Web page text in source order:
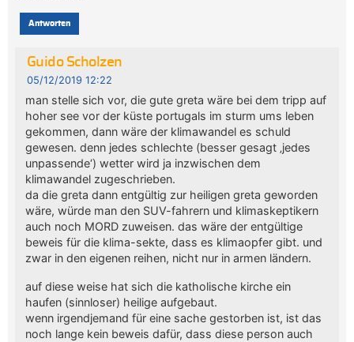
Antworten
Guido Scholzen
05/12/2019 12:22
man stelle sich vor, die gute greta wäre bei dem tripp auf
hoher see vor der küste portugals im sturm ums leben
gekommen, dann wäre der klimawandel es schuld
gewesen. denn jedes schlechte (besser gesagt ‚jedes
unpassende‘) wetter wird ja inzwischen dem
klimawandel zugeschrieben.
da die greta dann entgültig zur heiligen greta geworden
wäre, würde man den SUV-fahrern und klimaskeptikern
auch noch MORD zuweisen. das wäre der entgültige
beweis für die klima-sekte, dass es klimaopfer gibt. und
zwar in den eigenen reihen, nicht nur in armen ländern.
auf diese weise hat sich die katholische kirche ein
haufen (sinnloser) heilige aufgebaut.
wenn irgendjemand für eine sache gestorben ist, ist das
noch lange kein beweis dafür, dass diese person auch